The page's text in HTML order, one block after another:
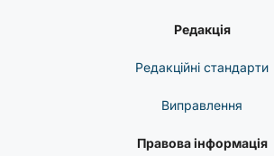
Редакція
Редакційні стандарти
Виправлення
Правова інформація